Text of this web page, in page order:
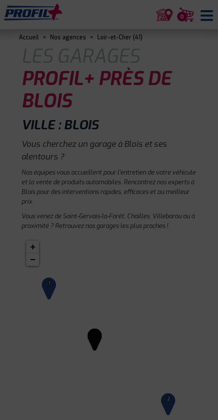
0
Accueil > Nos agences > Loir-et-Cher (41)
LES GARAGES
PROFIL+ PRÈS DE
BLOIS
VILLE : BLOIS
Vous cherchez un garage à Blois et ses
alentours ?
Nos équipes vous accueillent pour l'entretien de votre véhicule
et la vente de produits automobiles. Rencontrez nos experts à
Blois pour des interventions rapides, efficaces et au meilleur
prix.
Vous venez de Saint-Gervais-la-Forêt, Chailles, Villebarou ou à
proximité ? Retrouvez nos garages les plus proches !
1
2
+
−